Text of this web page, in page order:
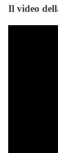
Il video